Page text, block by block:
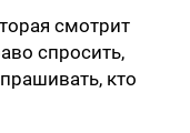
смотрит
спросить,
кто